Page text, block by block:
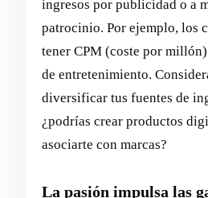
ingresos por publicidad o a
patrocinio. Por ejemplo, los
tener CPM (coste por
de entretenimiento.
diversificar tus fuentes de
¿podrías crear productos
asociarte con marcas?
La pasión impulsa las